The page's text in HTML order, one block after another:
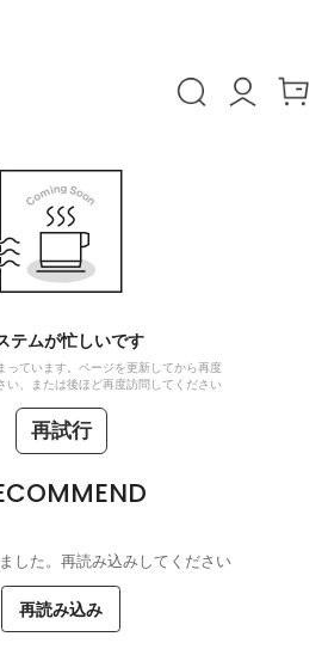
テムが忙しいです
っています。ページを更新してから再度
い、または後ほど再度訪問してください
再試行
した。再読み込みしてください
再読み込み